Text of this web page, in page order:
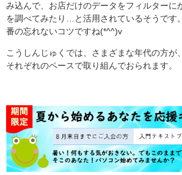
み込んで、お店だけのデータをフィルターに
を調べてみたり…と活用されているそうです
番の忘れないコツですね(*^^)v
こうしんじゅくでは、さまざまな年代の方が
それぞれのペースで取り組んでおられます。